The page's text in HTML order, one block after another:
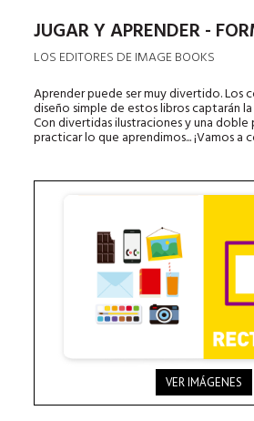
JUGAR Y APRENDER -
LOS EDITORES DE IMAGE BOOKS
Aprender puede ser muy divertido. Los
diseño simple de estos libros captarán
Con divertidas ilustraciones y una doble
practicar lo que aprendimos... ¡Vamos a
VER IMÁGENES